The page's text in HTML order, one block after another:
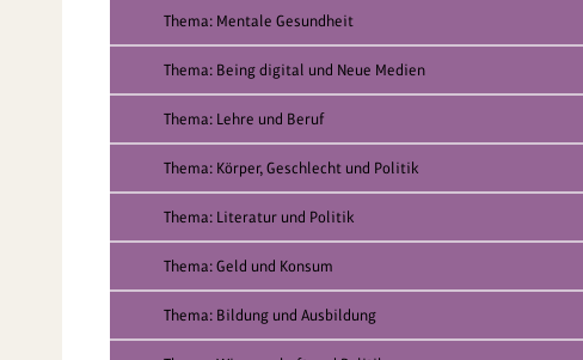
Thema: Mentale Gesundheit
Thema: Being digital und Neue Medien
Thema: Lehre und Beruf
Thema: Körper, Geschlecht und Politik
Thema: Literatur und Politik
Thema: Geld und Konsum
Thema: Bildung und Ausbildung